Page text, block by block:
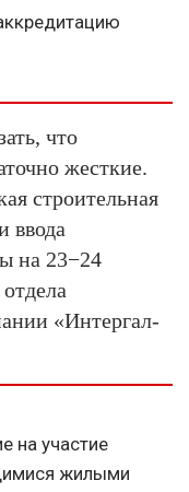
что
жесткие.
строительная
ввода
на 23−24
«Интергал-
на участие
жилыми